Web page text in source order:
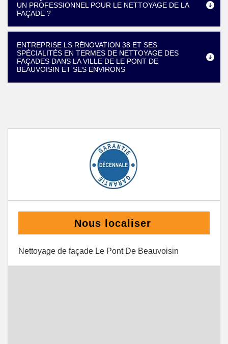
UN PROFESSIONNEL POUR LE NETTOYAGE DE LA
FAÇADE ?
ENTREPRISE LS RÉNOVATION 38 ET SES
SPÉCIALITÉS EN TERMES DE NETTOYAGE DES
FAÇADES DANS LA VILLE DE LE PONT DE
BEAUVOISIN ET SES ENVIRONS
Nous localiser
Nettoyage de façade Le Pont De Beauvoisin